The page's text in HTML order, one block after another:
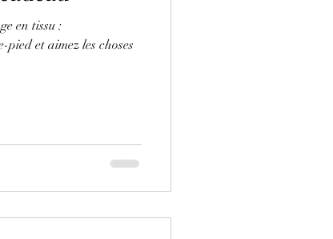
en tissu :
pied et aimez les choses